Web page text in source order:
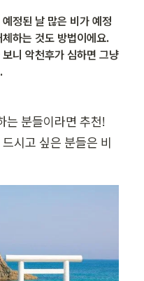
정된 날 많은 비가 예정
하는 것도 방법이에요.
니 악천후가 심하면 그냥
는 분들이라면 추천!
시고 싶은 분들은 비